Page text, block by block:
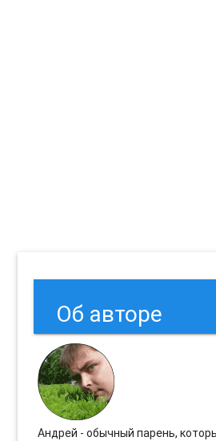
Об авторе
Андрей - обычный парень,